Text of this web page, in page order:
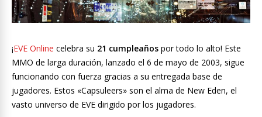
¡EVE Online celebra su 21 cumpleaños por todo lo alto! Este
MMO de larga duración, lanzado el 6 de mayo de 2003, sigue
funcionando con fuerza gracias a su entregada base de
jugadores. Estos «Capsuleers» son el alma de New Eden, el
vasto universo de EVE dirigido por los jugadores.